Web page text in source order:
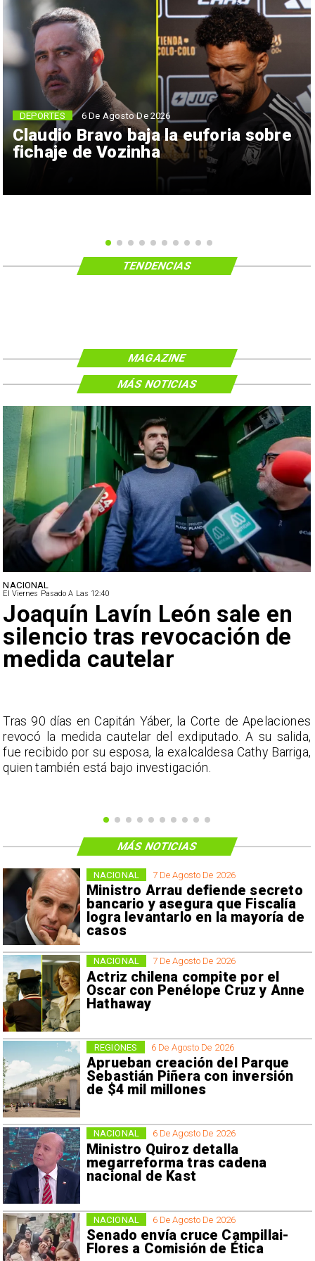
Claudio Bravo baja la euforia sobre
fichaje de Vozinha
DEPORTES 6 De Agosto De 2026
TENDENCIAS
MAGAZINE
NACIONAL
El Viernes Pasado A Las 12:40
Joaquín Lavín León sale en
silencio tras revocación de
medida cautelar
Tras 90 días en Capitán Yáber, la Corte de Apelaciones
revocó la medida cautelar del exdiputado. A su salida,
fue recibido por su esposa, la exalcaldesa Cathy Barriga,
quien también está bajo investigación.
MÁS NOTICIAS
7 De Agosto De 2026
Ministro Arrau defiende secreto
bancario y asegura que Fiscalía
logra levantarlo en la mayoría de
casos
NACIONAL
7 De Agosto De 2026
Actriz chilena compite por el
Oscar con Penélope Cruz y Anne
Hathaway
NACIONAL
6 De Agosto De 2026
Aprueban creación del Parque
Sebastián Piñera con inversión
de $4 mil millones
REGIONES
6 De Agosto De 2026
Ministro Quiroz detalla
megarreforma tras cadena
nacional de Kast
NACIONAL
6 De Agosto De 2026
Senado envía cruce Campillai-
Flores a Comisión de Ética
NACIONAL
MÁS NOTICIAS